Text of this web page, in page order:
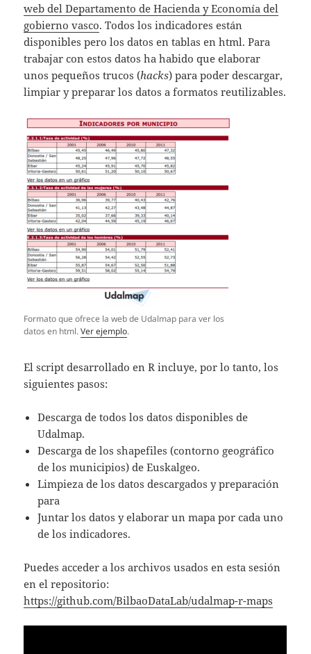
web del Departamento de Hacienda y Economía del
gobierno vasco. Todos los indicadores están
disponibles pero los datos en tablas en html. Para
trabajar con estos datos ha habido que elaborar
unos pequeños trucos (hacks) para poder descargar,
limpiar y preparar los datos a formatos reutilizables.
Formato que ofrece la web de Udalmap para ver los
datos en html.Ver ejemplo.
El script desarrollado en R incluye, por lo tanto, los
siguientes pasos:
Descarga de todos los datos disponibles de
Udalmap.
Descarga de los shapefiles (contorno geográfico
de los municipios) de Euskalgeo.
Limpieza de los datos descargados y preparación
para
Juntar los datos y elaborar un mapa por cada uno
de los indicadores.
Puedes acceder a los archivos usados en esta sesión
en el repositorio:
https://github.com/BilbaoDataLab/udalmap-r-maps